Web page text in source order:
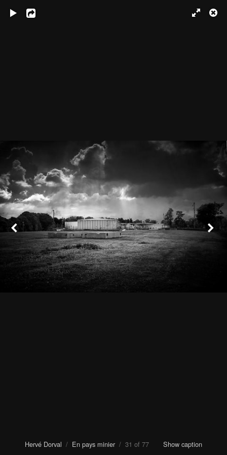
Hervé Dorval / En pays minier / 31 of 77 Show caption